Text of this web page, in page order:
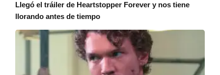
Llegó el tráiler de Heartstopper Forever y nos tiene
llorando antes de tiempo